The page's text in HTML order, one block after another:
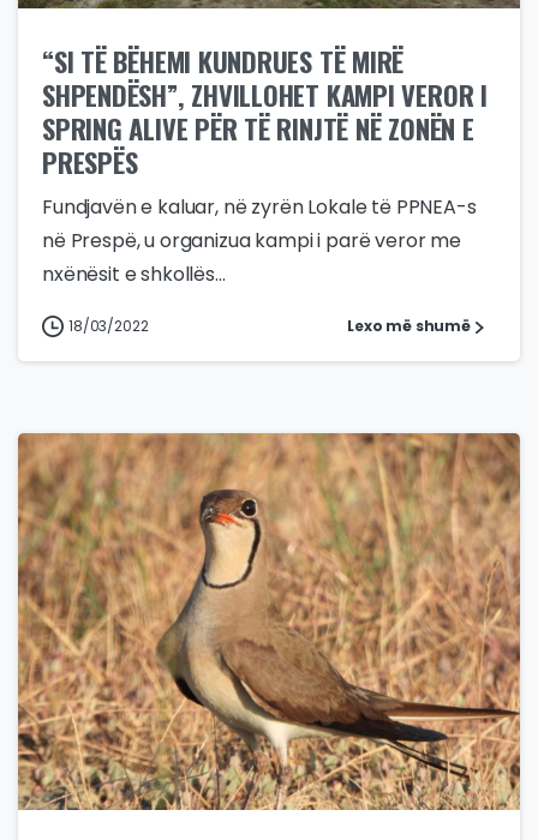
“SI TË BËHEMI KUNDRUES TË MIRË
SHPENDËSH”, ZHVILLOHET KAMPI VEROR I
SPRING ALIVE PËR TË RINJTË NË ZONËN E
PRESPËS
Fundjavën e kaluar, në zyrën Lokale të PPNEA-s
në Prespë, u organizua kampi i parë veror me
nxënësit e shkollës...
18/03/2022 Lexo më shumë